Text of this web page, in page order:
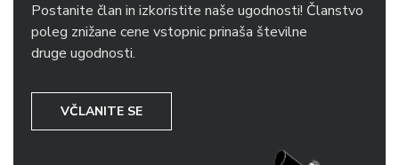
Postanite član in izkoristite naše ugodnosti! Članstvo
poleg znižane cene vstopnic prinaša številne
druge ugodnosti.
VČLANITE SE